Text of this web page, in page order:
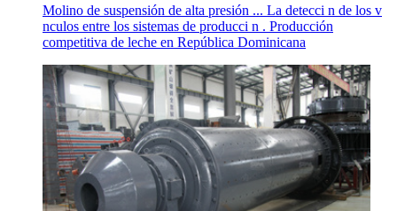
Molino de suspensión de alta presión ... La detecci n de los v
nculos entre los sistemas de producci n . Producción
competitiva de leche en República Dominicana